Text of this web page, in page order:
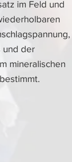
im Feld und
und der
mineralischen